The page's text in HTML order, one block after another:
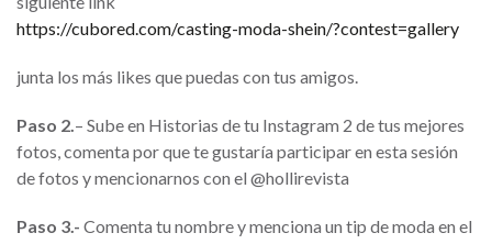
https://cubored.com/casting-moda-shein/?contest=gallery
junta los más likes que puedas con tus amigos.
Paso 2.– Sube en Historias de tu Instagram 2 de tus mejores
fotos, comenta por que te gustaría participar en esta sesión
de fotos y mencionarnos con el @hollirevista
Paso 3.- Comenta tu nombre y menciona un tip de moda en el